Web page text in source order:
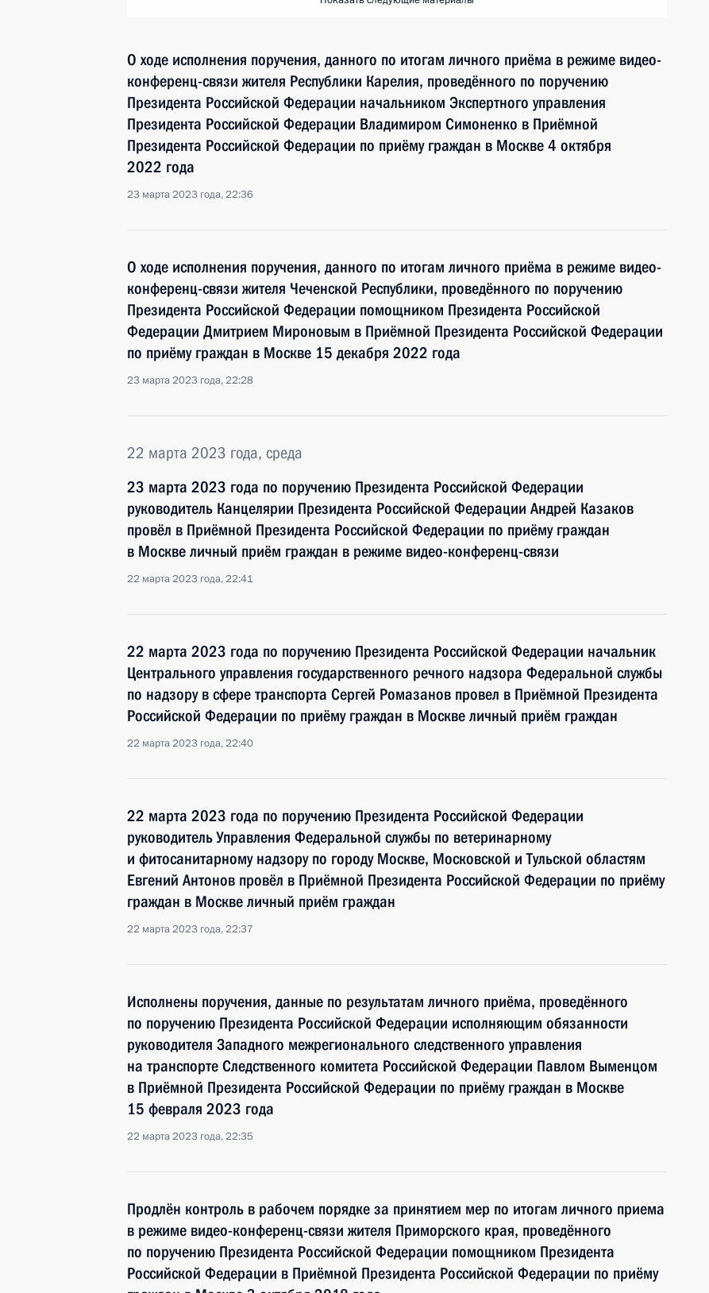
О ходе исполнения поручения, данного по итогам личного приёма в режиме видео-
конференц-связи жителя Республики Карелия, проведённого по поручению
Президента Российской Федерации начальником Экспертного управления
Президента Российской Федерации Владимиром Симоненко в Приёмной
Президента Российской Федерации по приёму граждан в Москве 4 октября
2022 года
23 марта 2023 года, 22:36
О ходе исполнения поручения, данного по итогам личного приёма в режиме видео-
конференц-связи жителя Чеченской Республики, проведённого по поручению
Президента Российской Федерации помощником Президента Российской
Федерации Дмитрием Мироновым в Приёмной Президента Российской Федерации
по приёму граждан в Москве 15 декабря 2022 года
23 марта 2023 года, 22:28
22 марта 2023 года, среда
23 марта 2023 года по поручению Президента Российской Федерации
руководитель Канцелярии Президента Российской Федерации Андрей Казаков
провёл в Приёмной Президента Российской Федерации по приёму граждан
в Москве личный приём граждан в режиме видео-конференц-связи
22 марта 2023 года, 22:41
22 марта 2023 года по поручению Президента Российской Федерации начальник
Центрального управления государственного речного надзора Федеральной службы
по надзору в сфере транспорта Сергей Ромазанов провел в Приёмной Президента
Российской Федерации по приёму граждан в Москве личный приём граждан
22 марта 2023 года, 22:40
22 марта 2023 года по поручению Президента Российской Федерации
руководитель Управления Федеральной службы по ветеринарному
и фитосанитарному надзору по городу Москве, Московской и Тульской областям
Евгений Антонов провёл в Приёмной Президента Российской Федерации по приёму
граждан в Москве личный приём граждан
22 марта 2023 года, 22:37
Исполнены поручения, данные по результатам личного приёма, проведённого
по поручению Президента Российской Федерации исполняющим обязанности
руководителя Западного межрегионального следственного управления
на транспорте Следственного комитета Российской Федерации Павлом Выменцом
в Приёмной Президента Российской Федерации по приёму граждан в Москве
15 февраля 2023 года
22 марта 2023 года, 22:35
Продлён контроль в рабочем порядке за принятием мер по итогам личного приема
в режиме видео-конференц-связи жителя Приморского края, проведённого
по поручению Президента Российской Федерации помощником Президента
Российской Федерации в Приёмной Президента Российской Федерации по приёму